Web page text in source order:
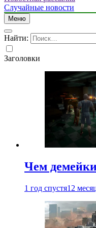
Случайные новости
Меню
Найти:
Заголовки
Чем
1 год спустя12